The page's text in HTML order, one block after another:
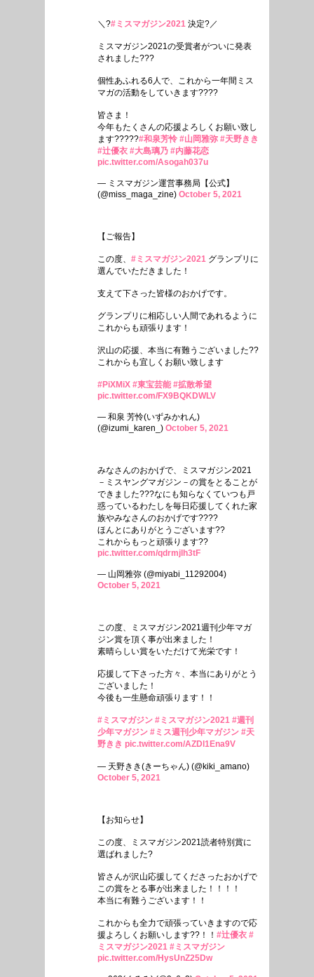
＼?#ミスマガジン2021 決定?／
ミスマガジン2021の受賞者がついに発表
されました???
個性あふれる6人で、これから一年間ミス
マガの活動をしていきます????
皆さま！
今年もたくさんの応援よろしくお願い致し
ます?????#和泉芳怜 #山岡雅弥 #天野きき
#辻優衣 #大島璃乃 #内藤花恋
pic.twitter.com/Asogah037u
— ミスマガジン運営事務局【公式】
(@miss_maga_zine) October 5, 2021
【ご報告】
この度、 #ミスマガジン2021 グランプリに
選んでいただきました！
支えて下さった皆様のおかげです。
グランプリに相応しい人間であれるように
これからも頑張ります！
沢山の応援、本当に有難うございました??
これからも宜しくお願い致します
#PiXMiX #東宝芸能 #拡散希望
pic.twitter.com/FX9BQKDWLV
— 和泉 芳怜(いずみかれん)
(@izumi_karen_) October 5, 2021
みなさんのおかげで、ミスマガジン2021
－ミスヤングマガジン－の賞をとることが
できました???なにも知らなくていつも戸
惑っているわたしを毎日応援してくれた家
族やみなさんのおかげです????
ほんとにありがとうございます??
これからもっと頑張ります??
pic.twitter.com/qdrmjlh3tF
— 山岡雅弥 (@miyabi_11292004)
October 5, 2021
この度、ミスマガジン2021週刊少年マガ
ジン賞を頂く事が出来ました！
素晴らしい賞をいただけて光栄です！
応援して下さった方々、本当にありがとう
ございました！
今後も一生懸命頑張ります！！
#ミスマガジン #ミスマガジン2021 #週刊
少年マガジン #ミス週刊少年マガジン #天
野きき pic.twitter.com/AZDl1Ena9V
— 天野きき(きーちゃん) (@kiki_amano)
October 5, 2021
【お知らせ】
この度、ミスマガジン2021読者特別賞に
選ばれました?
皆さんが沢山応援してくださったおかげで
この賞をとる事が出来ました！！！！
本当に有難うございます！！
これからも全力で頑張っていきますので応
援よろしくお願いします??！！ #辻優衣 #
ミスマガジン2021 #ミスマガジン
pic.twitter.com/HysUnZ25Dw